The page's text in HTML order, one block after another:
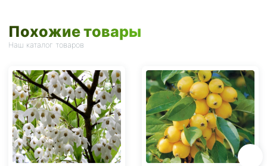
Похожие товары
Наш каталог товаров